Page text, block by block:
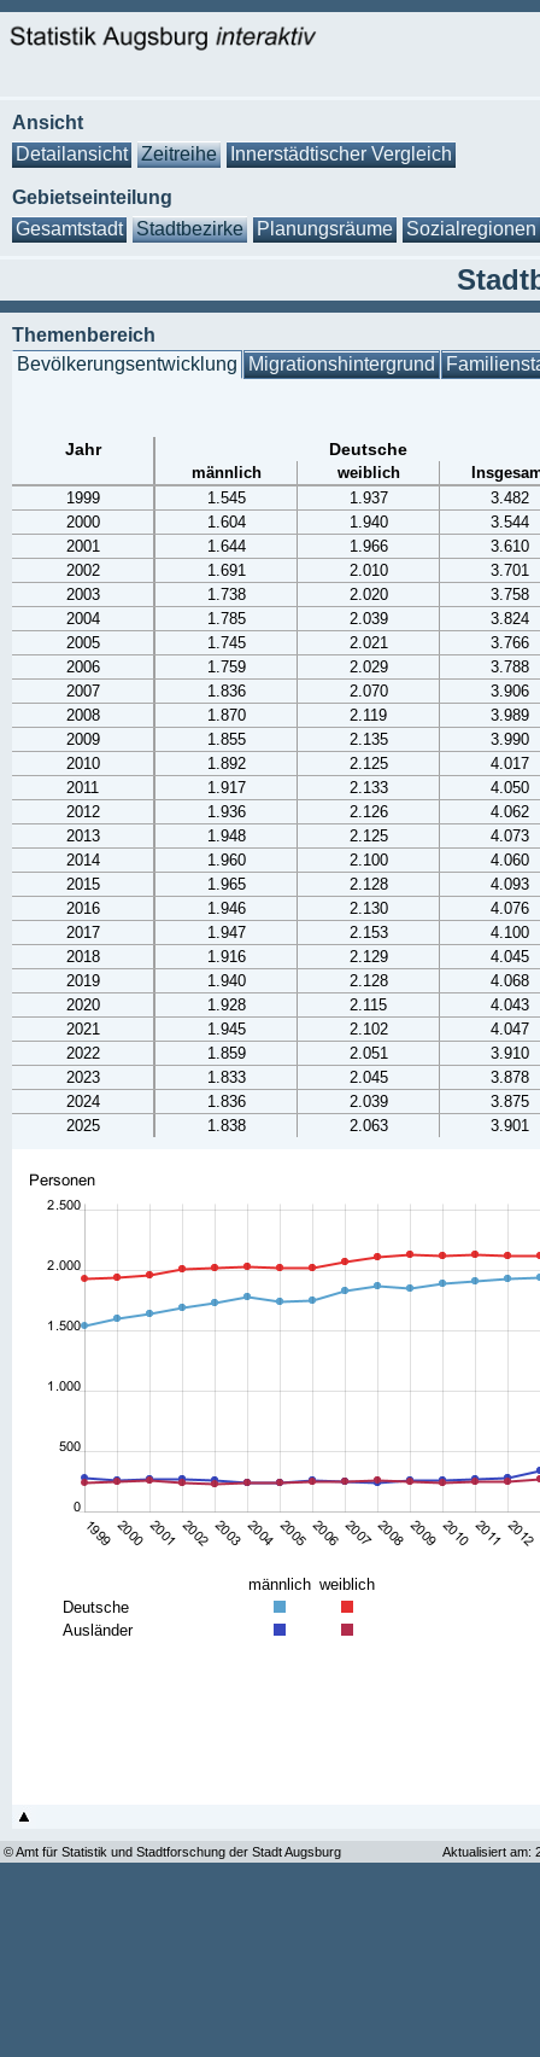
Ansicht
Detailansicht
Zeitreihe Innerstädtischer Vergleich
Gebietseinteilung
Gesamtstadt
Stadtbezirke Planungsräume Sozialregionen
Themenbereich
Bevölkerungsentwicklung Migrationshintergrund
Jahr Deutsche
männlich weiblich
1999
1.545 1.937
3.482
2000
1.604 1.940
3.544
2001
1.644 1.966
3.610
2002
1.691 2.010
3.701
2003
1.738 2.020
3.758
2004
1.785 2.039
3.824
2005
1.745 2.021
3.766
2006
1.759 2.029
3.788
2007
1.836 2.070
3.906
2008
1.870 2.119
3.989
2009
1.855 2.135
3.990
2010
1.892 2.125
4.017
2011
1.917 2.133
4.050
2012
1.936 2.126
4.062
2013
1.948 2.125
4.073
2014
1.960 2.100
4.060
2015
1.965 2.128
4.093
2016
1.946 2.130
4.076
2017
1.947 2.153
4.100
2018
1.916 2.129
4.045
2019
1.940 2.128
4.068
2020
1.928 2.115
4.043
2021
1.945 2.102
4.047
2022
1.859 2.051
3.910
2023
1.833 2.045
3.878
2024
1.836 2.039
3.875
2025
1.838 2.063 3.901
männlich weiblich
Deutsche
Ausländer
© Amt für Statistik und Stadtforschung der Stadt Augsburg Aktualisiert am: